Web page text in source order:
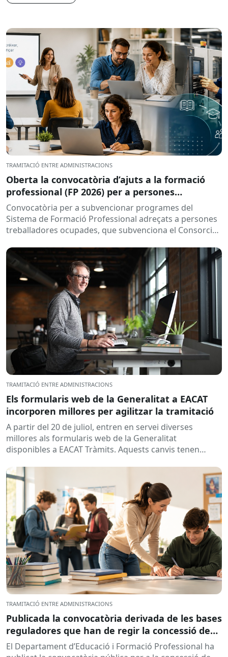
TRAMITACIÓ ENTRE ADMINISTRACIONS
Oberta la convocatòria d’ajuts a la formació
professional (FP 2026) per a persones
treballadores ocupades
Convocatòria per a subvencionar programes del
Sistema de Formació Professional adreçats a persones
treballadores ocupades, que subvenciona el Consorci
TRAMITACIÓ ENTRE ADMINISTRACIONS
Els formularis web de la Generalitat a EACAT
incorporen millores per agilitzar la tramitació
A partir del 20 de juliol, entren en servei diverses
millores als formularis web de la Generalitat
disponibles a EACAT Tràmits. Aquests canvis tenen
TRAMITACIÓ ENTRE ADMINISTRACIONS
Publicada la convocatòria derivada de les bases
reguladores que han de regir la concessió de
subvencions a centres educatius, per al
El Departament d’Educació i Formació Professional ha